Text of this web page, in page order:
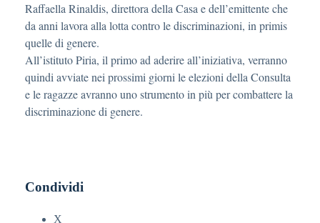
Raffaella Rinaldis, direttora della Casa e dell’emittente che
da anni lavora alla lotta contro le discriminazioni, in primis
quelle di genere.
All’istituto Piria, il primo ad aderire all’iniziativa, verranno
quindi avviate nei prossimi giorni le elezioni della Consulta
e le ragazze avranno uno strumento in più per combattere la
discriminazione di genere.
Condividi
X